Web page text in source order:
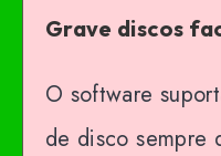
Grave discos
O software
de disco sempre